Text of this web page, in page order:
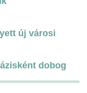
új városi
dobog